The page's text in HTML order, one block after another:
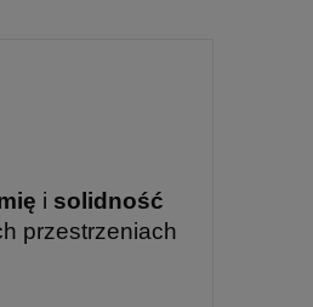
i solidność
przestrzeniach